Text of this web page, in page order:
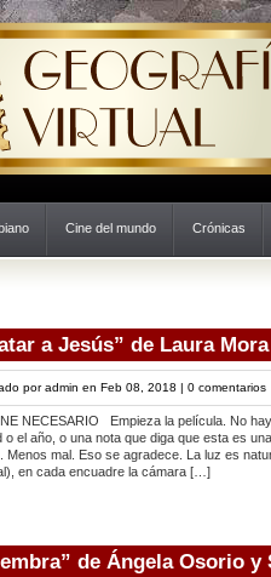
Cine del mundo Crónicas
a Jesús” de Laura Mora
poradmin en Feb 08, 2018 | 0 comentarios
NECESARIO Empieza la película. No
o el año, o una nota que diga que esta es
Menos mal. Eso se agradece. La luz es
en cada encuadre la cámara […]
de Ángela Osorio y